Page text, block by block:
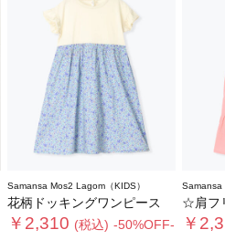
Samansa Mos2 Lagom（KIDS）
花柄ドッキングワンピース
￥2,310 (税込) -50%OFF-
Samansa
☆肩フ
￥